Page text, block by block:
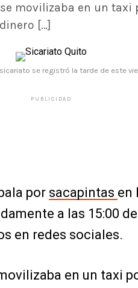
movilizaba en un taxi
[…]
se registró la tarde de este
PUBLICIDAD
por sacapintas en
a las 15:00
en redes sociales.
en un taxi